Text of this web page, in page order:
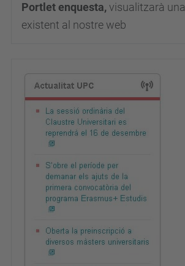
Portlet enquesta,visualitzarà una
existent al nostre web